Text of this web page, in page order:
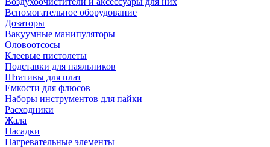
Вспомогательное оборудование
Дозаторы
Вакуумные манипуляторы
Оловоотсосы
Клеевые пистолеты
Подставки для паяльников
Штативы для плат
Емкости для флюсов
Наборы инструментов для пайки
Расходники
Жала
Насадки
Нагревательные элементы